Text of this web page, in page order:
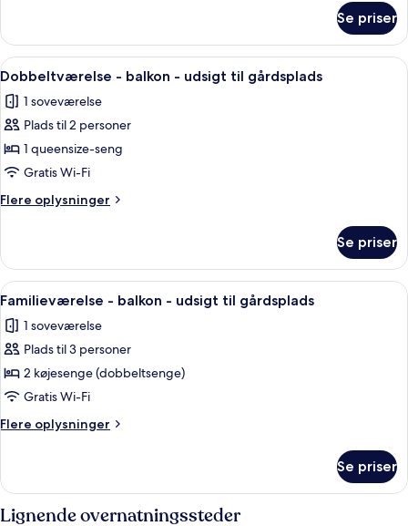
-
balkon
værelse
til
4
balkon
Se priser
Indlæs
alle
billeder
af
Dobbeltværelse
-
balkon
-
til
gårdsplads
Et hotelværelse med en stor seng, to
4
Dobbeltværelse - balkon - udsigt til gårdsplads
1 soveværelse
Plads til 2 personer
1 queensize-seng
Gratis Wi-Fi
Flere oplysninger
Flere
-
balkon
-
til
gårdsplads
Se priser
Indlæs
alle
billeder
af
Familieværelse
-
balkon
-
til
gårdsplads
Et værelse med køjesenge, et
4
Familieværelse - balkon - udsigt til gårdsplads
1 soveværelse
Plads til 3 personer
2 køjesenge (dobbeltsenge)
Gratis Wi-Fi
Flere oplysninger
Flere
-
balkon
-
Se priser
Lignende overnatningssteder